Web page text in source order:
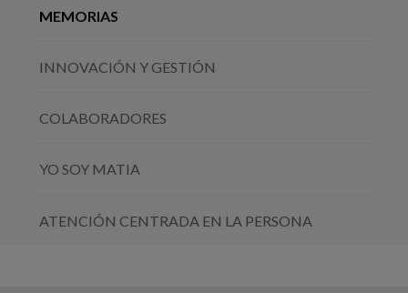
MEMORIAS
INNOVACIÓN Y GESTIÓN
COLABORADORES
YO SOY MATIA
ATENCIÓN CENTRADA EN LA PERSONA